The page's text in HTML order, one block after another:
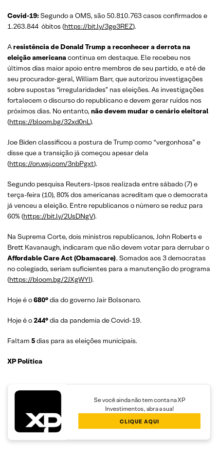
Covid-19:Segundo a OMS, são 50.810.763 casos confirmados e
1.263.844 óbitos (https://bit.ly/3ge3REZ).
Aresistência de Donald Trump a reconhecer a derrota na
eleição americanacontinua em destaque. Ele recebeu nos
últimos dias maior apoio entre membros de seu partido, e até de
seu procurador-geral, William Barr, que autorizou investigações
sobre supostas “irregularidades” nas eleições. As investigações
fortalecem o discurso do republicano e devem gerar ruídos nos
próximos dias. No entanto, não devem mudar o cenário eleitoral
(https://bloom.bg/32xd0nL).
Joe Biden classificou a postura de Trump como “vergonhosa” e
disse que a transição já começou apesar dela
(https://on.wsj.com/3nbPgxt).
Segundo pesquisa Reuters-Ipsos realizada entre sábado (7) e
terça-feira (10), 80% dos americanas acreditam que o democrata
já venceu a eleição. Entre republicanos o número se reduz para
60% (https://bit.ly/2UsDNgV).
Na Suprema Corte, dois ministros republicanos, John Roberts e
Brett Kavanaugh, indicaram que não devem votar para derrubar o
Affordable Care Act (Obamacare). Somados aos 3 democratas
no colegiado, seriam suficientes para a manutenção do programa
(https://bloom.bg/2JXgWYI).
Hoje é o680°dia do governo Jair Bolsonaro.
Hoje é o244°dia da pandemia de Covid-19.
Faltam 5dias para as eleições municipais.
XP Política
Se você ainda não tem conta na XP
Investimentos, abra a sua!
CLIQUE AQUI